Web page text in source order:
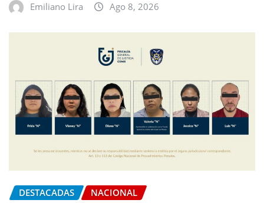
Emiliano Lira Ago 8, 2026
DESTACADAS NACIONAL